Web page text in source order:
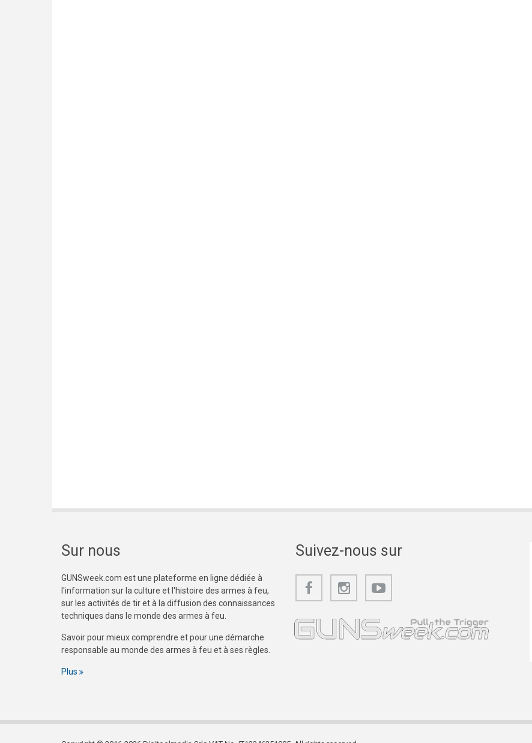
Sur nous
GUNSweek.com est une plateforme en ligne dédiée à
l'information sur la culture et l'histoire des armes à feu,
sur les activités de tir et à la diffusion des connaissances
techniques dans le monde des armes à feu.
Savoir pour mieux comprendre et pour une démarche
responsable au monde des armes à feu et à ses règles.
Plus
Suivez-nous sur